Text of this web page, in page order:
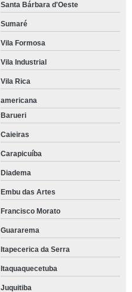
Santa Bárbara d'Oeste
Sumaré
Vila Formosa
Vila Industrial
Vila Rica
americana
Barueri
Caieiras
Carapicuíba
Diadema
Embu das Artes
Francisco Morato
Guararema
Itapecerica da Serra
Itaquaquecetuba
Juquitiba